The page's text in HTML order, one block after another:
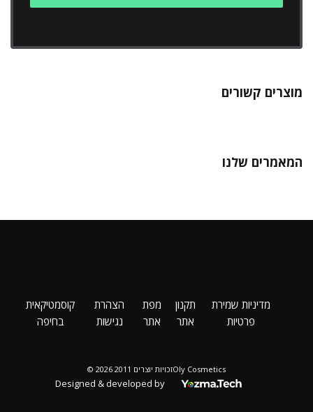
מוצרים קשורים
המאמרים שלנו
Oly Cosmeticsזכויות יוצרים 2011 2026 ©
Designed & developed by
מדיניות שמירת
פרטיות
תקנון
אתר
מפת
אתר
הצהרת
נגישות
קוסמטיקאית
בחיפה